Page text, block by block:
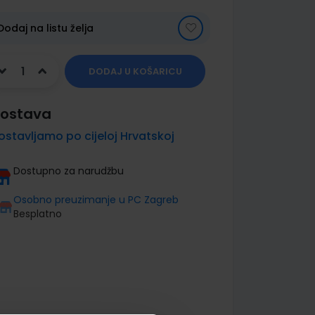
na listu želja
DODAJ U KOŠARICU
po cijeloj Hrvatskoj
Dostupno za narudžbu
Osobno preuzimanje u PC Zagreb
Besplatno